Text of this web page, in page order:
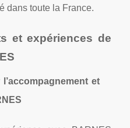
dans toute la France.
et expériences de
et